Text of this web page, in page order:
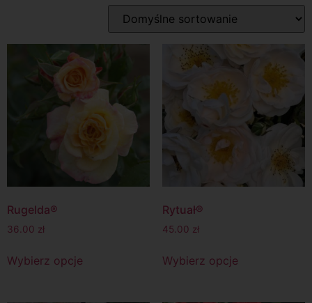
Rugelda®
36.00 zł
Wybierz opcje
Rytuał®
45.00 zł
Wybierz opcje